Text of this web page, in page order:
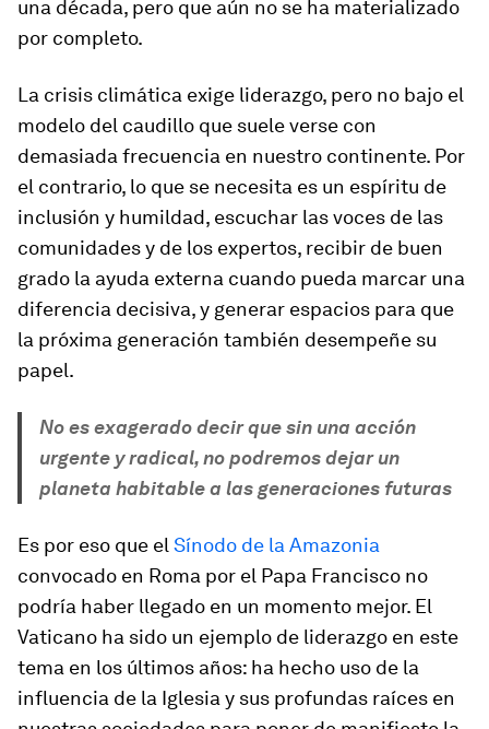
una década, pero que aún no se ha materializado
por completo.
La crisis climática exige liderazgo, pero no bajo el
modelo del caudillo que suele verse con
demasiada frecuencia en nuestro continente. Por
el contrario, lo que se necesita es un espíritu de
inclusión y humildad, escuchar las voces de las
comunidades y de los expertos, recibir de buen
grado la ayuda externa cuando pueda marcar una
diferencia decisiva, y generar espacios para que
la próxima generación también desempeñe su
papel.
No es exagerado decir que sin una acción
urgente y radical, no podremos dejar un
planeta habitable a las generaciones futuras
Es por eso que el Sínodo de la Amazonia
convocado en Roma por el Papa Francisco no
podría haber llegado en un momento mejor. El
Vaticano ha sido un ejemplo de liderazgo en este
tema en los últimos años: ha hecho uso de la
influencia de la Iglesia y sus profundas raíces en